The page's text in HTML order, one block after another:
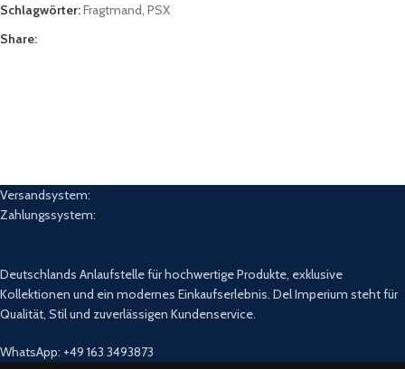
Schlagwörter:Fragtmand, PSX
Share:
Versandsystem:
Zahlungssystem:
Deutschlands Anlaufstelle für hochwertige Produkte, exklusive
Kollektionen und ein modernes Einkaufserlebnis. Del Imperium steht für
Qualität, Stil und zuverlässigen Kundenservice.
WhatsApp: +49 163 3493873